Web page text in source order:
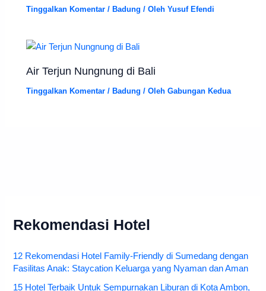
Tinggalkan Komentar / Badung / OlehYusuf Efendi
Air Terjun Nungnung di Bali
Tinggalkan Komentar /Badung / OlehGabungan Kedua
Rekomendasi Hotel
12 Rekomendasi Hotel Family-Friendly di Sumedang dengan
Fasilitas Anak: Staycation Keluarga yang Nyaman dan Aman
15 Hotel Terbaik Untuk Sempurnakan Liburan di Kota Ambon,